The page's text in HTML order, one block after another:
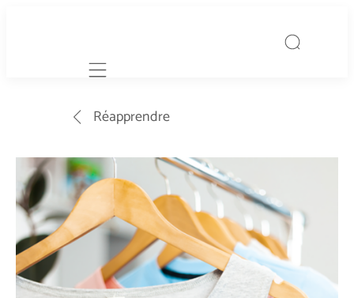
Mobile navigation
Réapprendre